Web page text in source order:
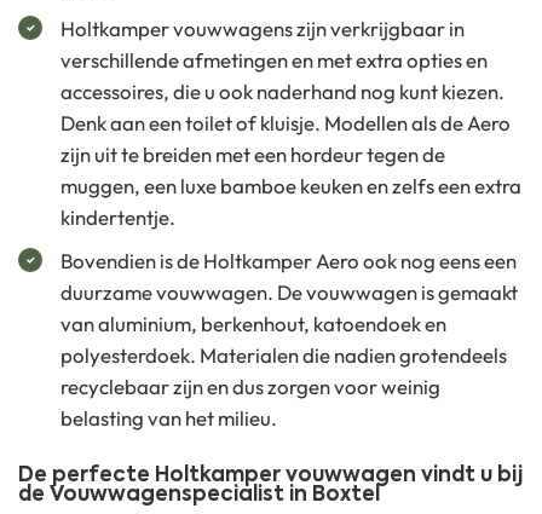
Holtkamper vouwwagens zijn verkrijgbaar in
verschillende afmetingen en met extra opties en
accessoires, die u ook naderhand nog kunt kiezen.
Denk aan een toilet of kluisje. Modellen als de Aero
zijn uit te breiden met een hordeur tegen de
muggen, een luxe bamboe keuken en zelfs een extra
kindertentje.
Bovendien is de Holtkamper Aero ook nog eens een
duurzame vouwwagen. De vouwwagen is gemaakt
van aluminium, berkenhout, katoendoek en
polyesterdoek. Materialen die nadien grotendeels
recyclebaar zijn en dus zorgen voor weinig
belasting van het milieu.
De perfecte Holtkamper vouwwagen vindt u bij
de Vouwwagenspecialist in Boxtel